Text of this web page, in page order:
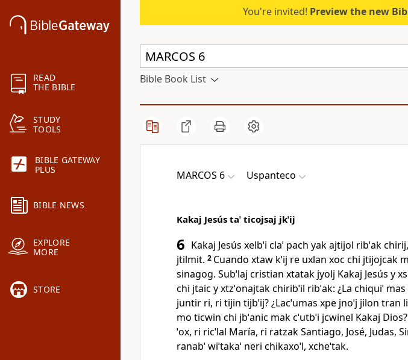
READ
THE BIBLE
STUDY
TOOLS
BIBLE GATEWAY
PLUS
BIBLE NEWS
EXPLORE
MORE
STORE
You're invited! Preview the new
Bible Book List
MARCOS 6 Uspanteco
Kakaj Jesús taˈ ticojsaj jkˈij
6 Kakaj Jesús xelbˈi claˈ pach yak ajtijol ribˈak
jtilmit. 2 Cuando xtaw kˈij re uxlan xoc chi jtijojcak
sinagog. Subˈlaj cristian xtatak jyolj Kakaj Jesús y
chi jtaic y xtzˈonajtak chiribˈil ribˈak: ¿La chiquiˈ
juntir ri, ri tijin tijbˈij? ¿Lacˈumas xpe jnoˈj jilon tran
mo ticwin chi jbˈanic mak cˈutbˈi jcwinel Kakaj Dios?
ˈox, ri ricˈlal María, ri ratzak Santiago, José, Judas,
ranabˈ wiˈtakaˈ neri chikaxoˈl, xcheˈtak.